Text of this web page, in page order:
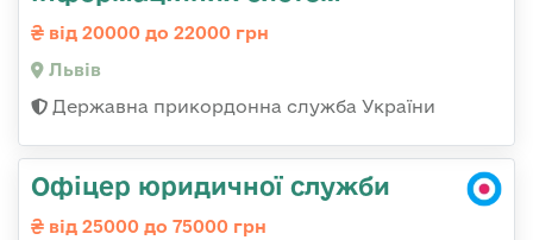
від 20000 до 22000 грн
Львів
Державна прикордонна служба України
Офіцер юридичної служби
від 25000 до 75000 грн